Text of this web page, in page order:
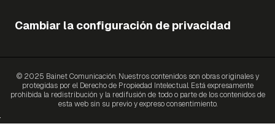
Cambiar la configuración de privacidad
© 2025 Bainet Comunicación. Nuestros contenidos son obras originales y
protegidas por el Derecho de Propiedad Intelectual. Está expresamente
prohibida la redistribución y la redifusión de todo o parte de los contenidos de
esta web sin su previo y expreso consentimiento.